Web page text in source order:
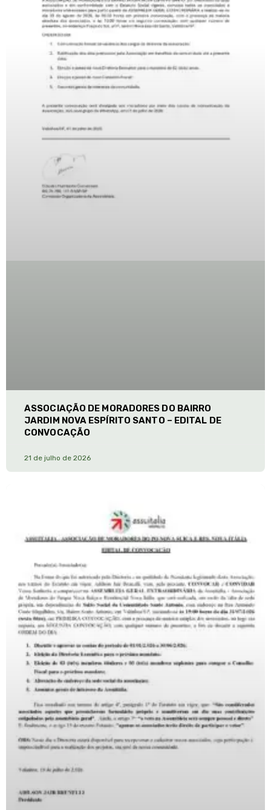
ASSOCIAÇÃO DE MORADORES DO BAIRRO
JARDIM NOVA ESPÍRITO SANTO – EDITAL DE
CONVOCAÇÃO
21 de julho de 2026